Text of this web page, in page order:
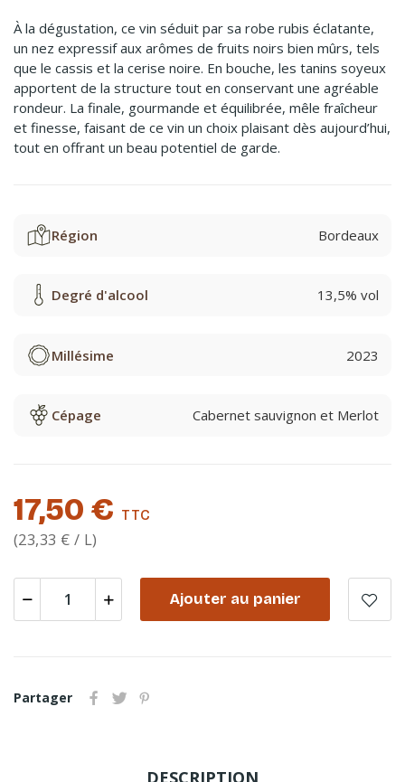
À la dégustation, ce vin séduit par sa robe rubis éclatante,
un nez expressif aux arômes de fruits noirs bien mûrs, tels
que le cassis et la cerise noire. En bouche, les tanins soyeux
apportent de la structure tout en conservant une agréable
rondeur. La finale, gourmande et équilibrée, mêle fraîcheur
et finesse, faisant de ce vin un choix plaisant dès aujourd’hui,
tout en offrant un beau potentiel de garde.
Région Bordeaux
Degré d'alcool 13,5% vol
Millésime 2023
Cépage Cabernet sauvignon et Merlot
17,50 € TTC
(23,33 € / L)
Ajouter au panier
Partager
DESCRIPTION